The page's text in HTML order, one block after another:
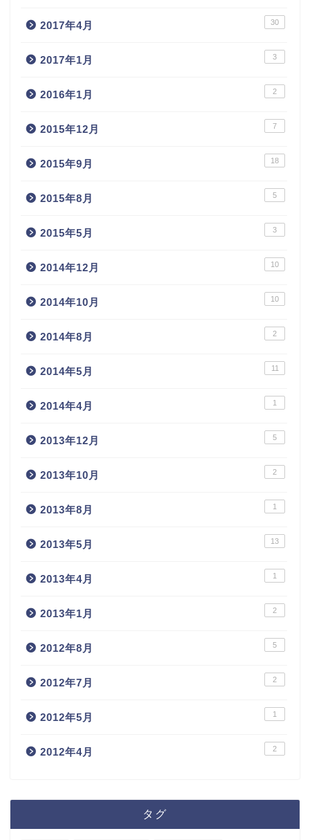
2017年4月 30
2017年1月 3
2016年1月 2
2015年12月 7
2015年9月 18
2015年8月 5
2015年5月 3
2014年12月 10
2014年10月 10
2014年8月 2
2014年5月 11
2014年4月 1
2013年12月 5
2013年10月 2
2013年8月 1
2013年5月 13
2013年4月 1
2013年1月 2
2012年8月 5
2012年7月 2
2012年5月 1
2012年4月 2
タグ